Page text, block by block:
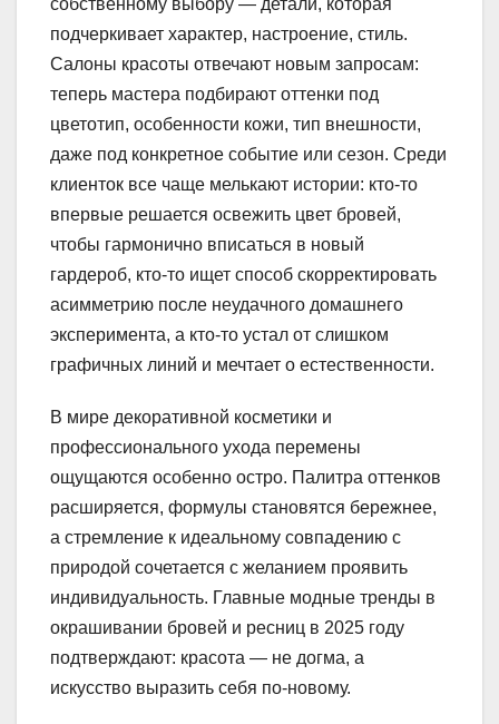
собственному выбору — детали, которая
подчеркивает характер, настроение, стиль.
Салоны красоты отвечают новым запросам:
теперь мастера подбирают оттенки под
цветотип, особенности кожи, тип внешности,
даже под конкретное событие или сезон. Среди
клиенток все чаще мелькают истории: кто-то
впервые решается освежить цвет бровей,
чтобы гармонично вписаться в новый
гардероб, кто-то ищет способ скорректировать
асимметрию после неудачного домашнего
эксперимента, а кто-то устал от слишком
графичных линий и мечтает о естественности.
В мире декоративной косметики и
профессионального ухода перемены
ощущаются особенно остро. Палитра оттенков
расширяется, формулы становятся бережнее,
а стремление к идеальному совпадению с
природой сочетается с желанием проявить
индивидуальность. Главные модные тренды в
окрашивании бровей и ресниц в 2025 году
подтверждают: красота — не догма, а
искусство выразить себя по-новому.